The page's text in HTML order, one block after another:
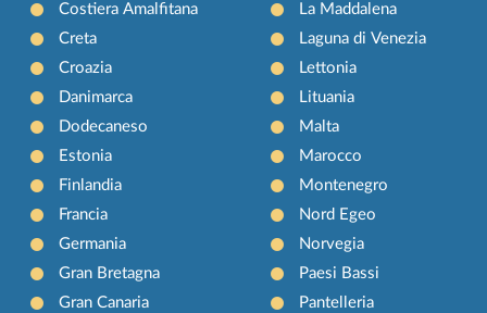
Costiera Amalfitana
Creta
Croazia
Danimarca
Dodecaneso
Estonia
Finlandia
Francia
Germania
Gran Bretagna
Gran Canaria
La Maddalena
Laguna di Venezia
Lettonia
Lituania
Malta
Marocco
Montenegro
Nord Egeo
Norvegia
Paesi Bassi
Pantelleria